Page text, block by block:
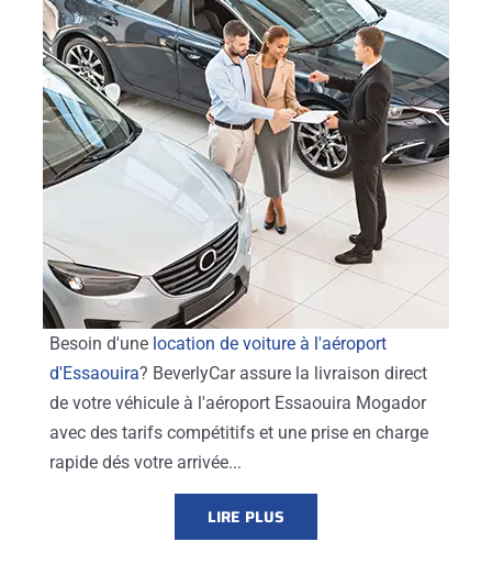
Besoin d'une location de voiture à l'aéroport
d'Essaouira? BeverlyCar assure la livraison direct
de votre véhicule à l'aéroport Essaouira Mogador
avec des tarifs compétitifs et une prise en charge
rapide dés votre arrivée...
LIRE PLUS